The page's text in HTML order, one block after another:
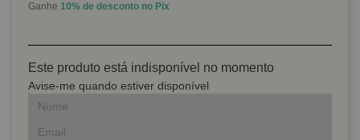
Ganhe 10% de desconto no Pix
Este produto está indisponível no momento
Avise-me quando estiver disponível